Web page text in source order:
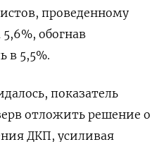
проведенному
обогнав
в 5,5%.
показатель
отложить решение о
ДКП, усиливая